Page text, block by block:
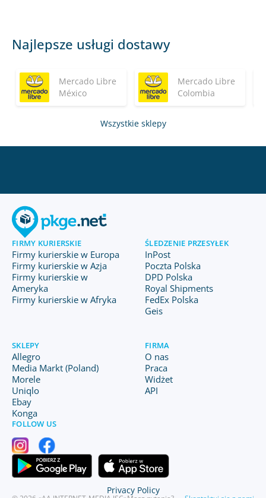
Najlepsze usługi dostawy
Mercado Libre
México
Mercado Libre
Colombia
Wszystkie sklepy
FIRMY KURIERSKIE
Firmy kurierskie w Europa
Firmy kurierskie w Azja
Firmy kurierskie w
Ameryka
Firmy kurierskie w Afryka
ŚLEDZENIE PRZESYŁEK
InPost
Poczta Polska
DPD Polska
Royal Shipments
FedEx Polska
Geis
SKLEPY
Allegro
Media Markt (Poland)
Morele
Uniqlo
Ebay
Konga
FIRMA
O nas
Praca
Widżet
API
FOLLOW US
Privacy Policy